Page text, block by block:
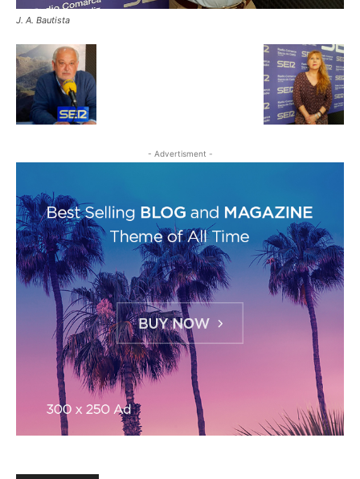
J. A. Bautista
- Advertisment -